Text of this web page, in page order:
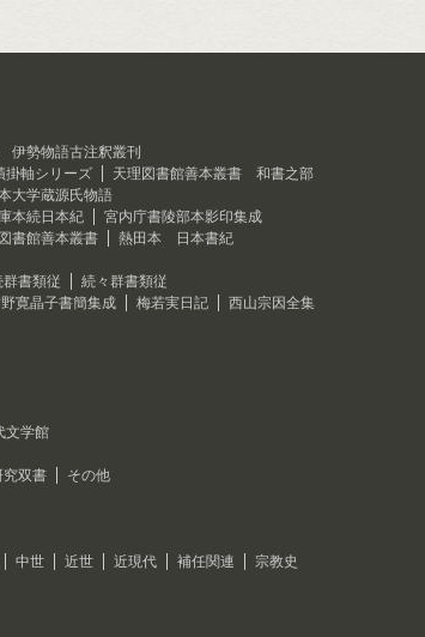
勢物語古注釈叢刊
軸シリーズ
天理図書館善本叢書 和書之部
大学蔵源氏物語
本続日本紀
宮内庁書陵部本影印集成
書館善本叢書
熱田本 日本書紀
群書類従
続々群書類従
寛晶子書簡集成 梅若実日記
西山宗因全集
文学館
究双書
その他
中世 近世 近現代 補任関連
宗教史